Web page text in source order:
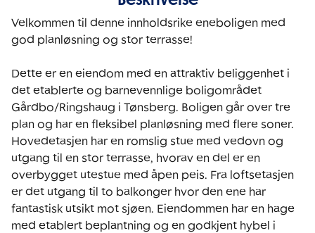
Velkommen til denne innholdsrike eneboligen med
god planløsning og stor terrasse!
Dette er en eiendom med en attraktiv beliggenhet i
det etablerte og barnevennlige boligområdet
Gårdbo/Ringshaug i Tønsberg. Boligen går over tre
plan og har en fleksibel planløsning med flere soner.
Hovedetasjen har en romslig stue med vedovn og
utgang til en stor terrasse, hvorav en del er en
overbygget utestue med åpen peis. Fra loftsetasjen
er det utgang til to balkonger hvor den ene har
fantastisk utsikt mot sjøen. Eiendommen har en hage
med etablert beplantning og en godkjent hybel i